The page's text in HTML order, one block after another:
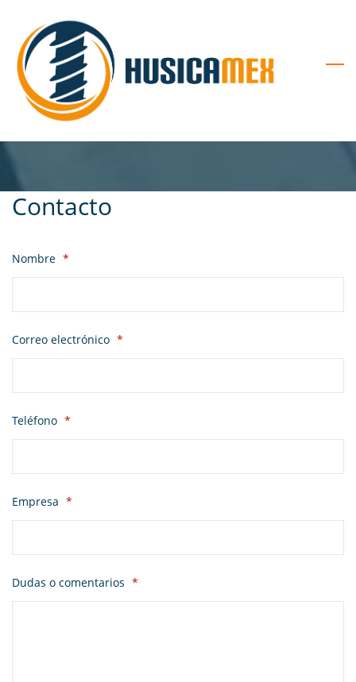
main
content
Contacto
Nombre *
Correo electrónico *
Teléfono *
Empresa *
Dudas o comentarios *